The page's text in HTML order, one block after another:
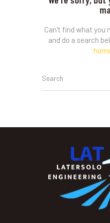
Can't find what you
and do a search